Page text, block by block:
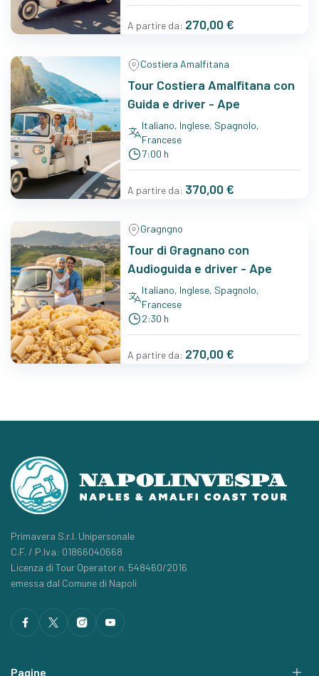
A partire da: 270,00 €
Costiera Amalfitana
Tour Costiera Amalfitana con
Guida e driver - Ape
Italiano, Inglese, Spagnolo,
Francese
7:00 h
A partire da: 370,00 €
Gragngno
Tour di Gragnano con
Audioguida e driver - Ape
Italiano, Inglese, Spagnolo,
Francese
2:30 h
A partire da: 270,00 €
Primavera S.r.l. Unipersonale
C.F. / P.Iva: 01866040668
Licenza di Tour Operator n. 548460/2016
emessa dal Comune di Napoli
Pagine